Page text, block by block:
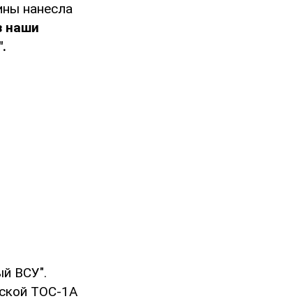
нанесла
наши
ВСУ".
ТОС-1А